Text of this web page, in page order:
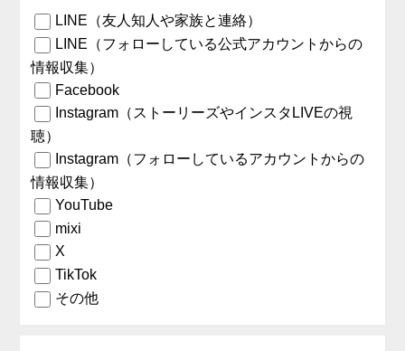
LINE（友人知人や家族と連絡）
LINE（フォローしている公式アカウントからの
情報収集）
Facebook
Instagram（ストーリーズやインスタLIVEの視
聴）
Instagram（フォローしているアカウントからの
情報収集）
YouTube
mixi
X
TikTok
その他